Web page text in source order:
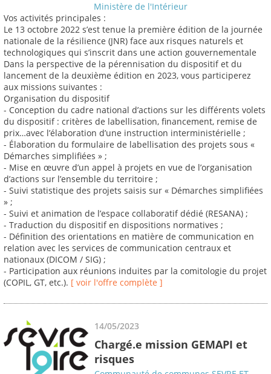
Ministère de l'Intérieur
Vos activités principales :
Le 13 octobre 2022 s’est tenue la première édition de la journée
nationale de la résilience (JNR) face aux risques naturels et
technologiques qui s’inscrit dans une action gouvernementale
Dans la perspective de la pérennisation du dispositif et du
lancement de la deuxième édition en 2023, vous participerez
aux missions suivantes :
Organisation du dispositif
- Conception du cadre national d’actions sur les différents volets
du dispositif : critères de labellisation, financement, remise de
prix…avec l’élaboration d’une instruction interministérielle ;
- Élaboration du formulaire de labellisation des projets sous «
Démarches simplifiées » ;
- Mise en œuvre d’un appel à projets en vue de l’organisation
d’actions sur l’ensemble du territoire ;
- Suivi statistique des projets saisis sur « Démarches simplifiées
» ;
- Suivi et animation de l’espace collaboratif dédié (RESANA) ;
- Traduction du dispositif en dispositions normatives ;
- Définition des orientations en matière de communication en
relation avec les services de communication centraux et
nationaux (DICOM / SIG) ;
- Participation aux réunions induites par la comitologie du projet
(COPIL, GT, etc.). [ voir l'offre complète ]
14/05/2023
Chargé.e mission GEMAPI et
risques